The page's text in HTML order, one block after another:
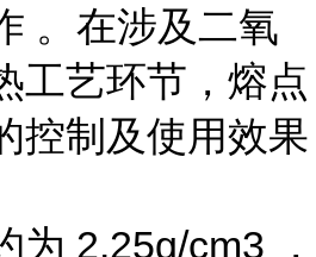
。在涉及二氧
工艺环节，熔点
控制及使用效果
为 2.25g/cm3 ，